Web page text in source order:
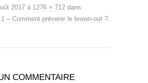
2017 à 1276 × 712 dans
– Comment prévenir le brown-out ?.
COMMENTAIRE